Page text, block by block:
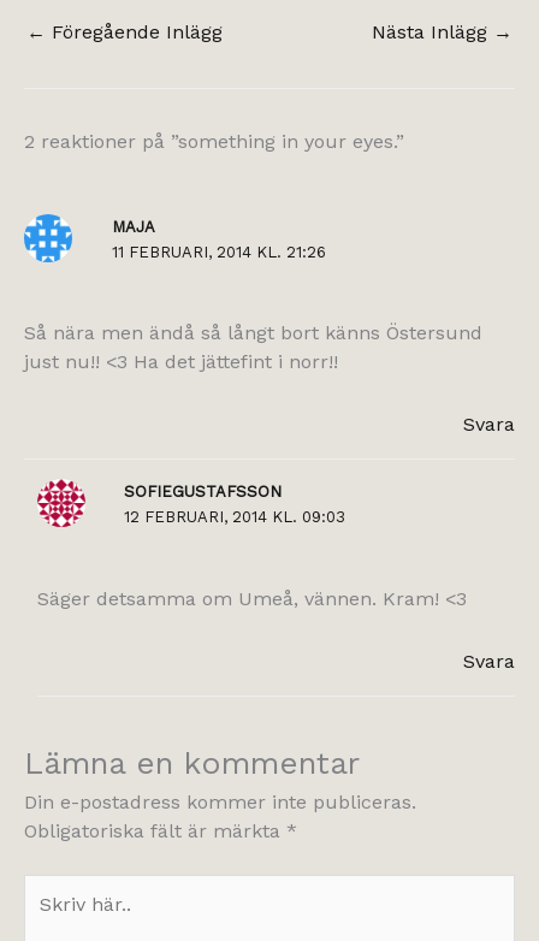
← Föregående Inlägg Nästa Inlägg →
2 reaktioner på ”something in your eyes.”
MAJA
11 FEBRUARI, 2014 KL. 21:26
Så nära men ändå så långt bort känns Östersund
just nu!! <3 Ha det jättefint i norr!!
Svara
SOFIEGUSTAFSSON
12 FEBRUARI, 2014 KL. 09:03
Säger detsamma om Umeå, vännen. Kram! <3
Svara
Lämna en kommentar
Din e-postadress kommer inte publiceras.
Obligatoriska fält är märkta *
här..